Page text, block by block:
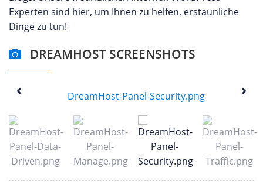
Experten sind hier, um Ihnen zu helfen, erstaunliche
Dinge zu tun!
DREAMHOST SCREENSHOTS